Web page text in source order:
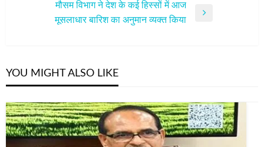
मौसम विभाग ने देश के कई हिस्सों में आज
मूसलाधार बारिश का अनुमान व्‍यक्‍त किया
YOU MIGHT ALSO LIKE